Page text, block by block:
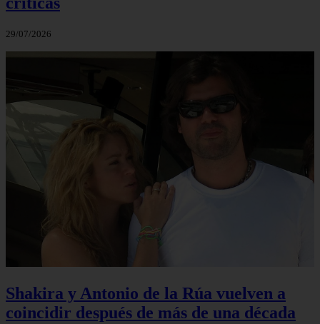
29/07/2026
Shakira y Antonio de la Rúa vuelven a
coincidir después de más de una década